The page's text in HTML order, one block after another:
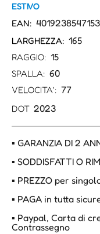
ESTIVO
EAN: 4019238547153
LARGHEZZA: 165
RAGGIO: 15
SPALLA: 60
VELOCITA': 77
DOT 2023
▪ GARANZIA DI 2
▪ SODDISFATTI O
▪ PREZZO per
▪ PAGA in tutta
▪ Paypal, Carta di
Contrassegno